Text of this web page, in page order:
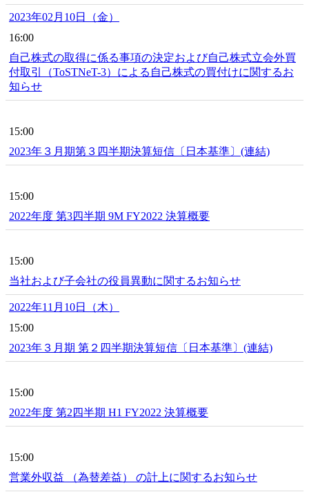
2023年02月10日（金）
16:00
自己株式の取得に係る事項の決定および自己株式立会外買
付取引（ToSTNeT-3）による自己株式の買付けに関するお
知らせ
15:00
2023年３月期第３四半期決算短信〔日本基準〕(連結)
15:00
2022年度 第3四半期 9M FY2022 決算概要
15:00
当社および子会社の役員異動に関するお知らせ
2022年11月10日（木）
15:00
2023年３月期 第２四半期決算短信〔日本基準〕(連結)
15:00
2022年度 第2四半期 H1 FY2022 決算概要
15:00
営業外収益 （為替差益） の計上に関するお知らせ